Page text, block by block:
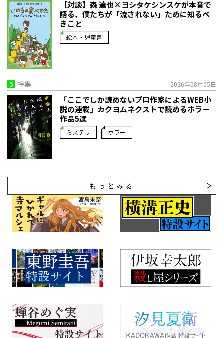
【対談】森 達也×ヨシタケシンスケが本音で
語る、僕たちが「流されない」ために知るべ
きこと
絵本・児童書
5 特集 2026年08月05日
「ここでしか読めないプロ作家によるWEB小
説の連載」――カクヨムネクストで読めるホラー
作品5選
ミステリ ホラー
もっとみる